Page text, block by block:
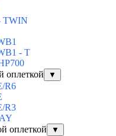
TWIN
- T
оплеткой
▼
R6
R3
оплеткой
▼